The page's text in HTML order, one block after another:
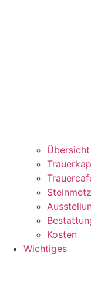
Übersicht
Kosten
Wichtiges